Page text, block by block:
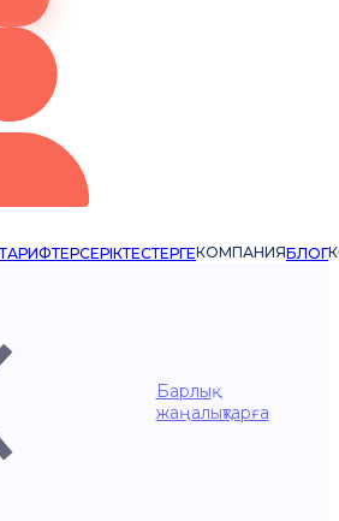
ТАРИФТЕРСЕРІКТЕСТЕРГЕКОМПАНИЯБЛОГ
Барлық
жаңалықтарға